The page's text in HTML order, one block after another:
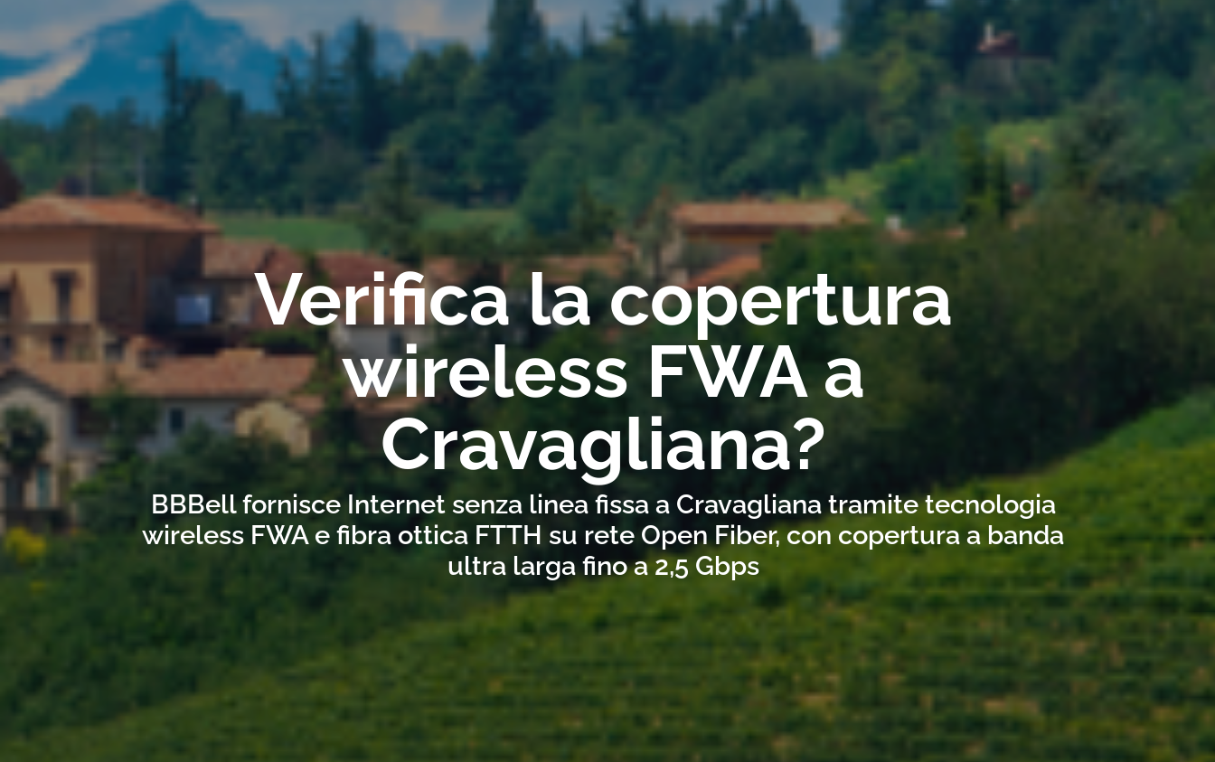
Verifica la copertura
wireless FWA a
Cravagliana?
BBBell fornisce Internet senza linea fissa a Cravagliana tramite tecnologia
wireless FWA e fibra ottica FTTH su rete Open Fiber, con copertura a banda
ultra larga fino a 2,5 Gbps